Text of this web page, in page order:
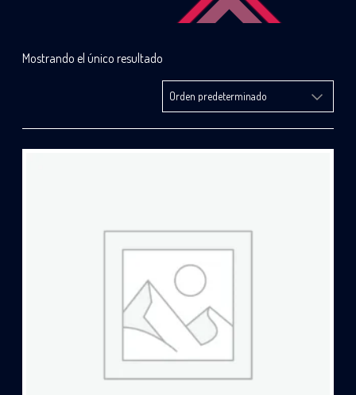
Mostrando el único resultado